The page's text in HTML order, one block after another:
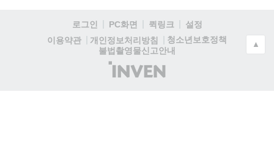
로그인 PC화면 퀵링크
설정
이용약관
개인정보처리방침
청소년보호정책
불법촬영물신고안내
(주)
인
▲